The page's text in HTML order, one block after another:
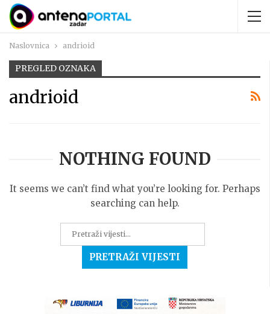
Naslovnica andrioid
PREGLED OZNAKA
andrioid
NOTHING FOUND
It seems we can’t find what you’re looking for. Perhaps
searching can help.